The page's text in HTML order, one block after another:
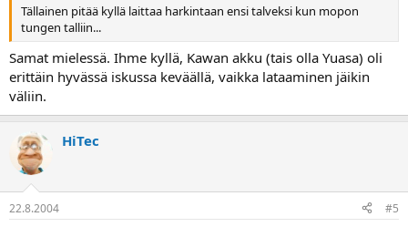
Tällainen pitää kyllä laittaa harkintaan ensi talveksi kun mopon
tungen talliin...
Samat mielessä. Ihme kyllä, Kawan akku (tais olla Yuasa) oli
erittäin hyvässä iskussa keväällä, vaikka lataaminen jäikin
väliin.
HiTec
22.8.2004 #5